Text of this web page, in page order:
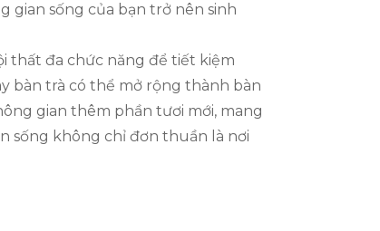
gian sống của bạn trở nên sinh
thất đa chức năng để tiết kiệm
bàn trà có thể mở rộng thành bàn
gian thêm phần tươi mới, mang
sống không chỉ đơn thuần là nơi